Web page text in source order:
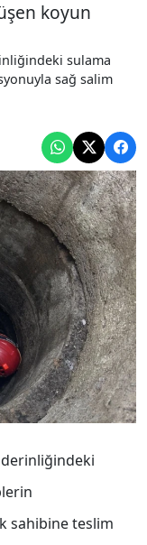
koyun
sulama
sağ salim
derinliğindeki
sahibine teslim